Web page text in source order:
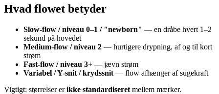
Hvad flowet betyder
Slow-flow / niveau 0–1 / "newborn" — en dråbe hvert 1–2
sekund på hovedet
Medium-flow / niveau 2 — hurtigere drypning, af og til kort
strøm
Fast-flow / niveau 3+ — jævn strøm
Variabel / Y-snit / krydssnit — flow afhænger af sugekraft
Vigtigt: størrelser erikke standardiseret mellem mærker.